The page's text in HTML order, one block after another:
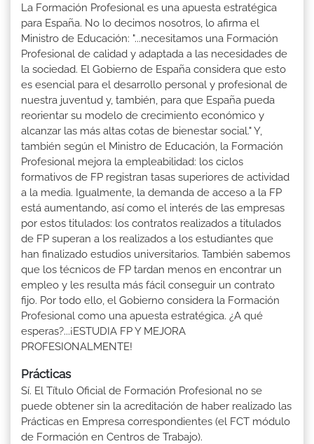
La Formación Profesional es una apuesta estratégica
para España. No lo decimos nosotros, lo afirma el
Ministro de Educación: "...necesitamos una Formación
Profesional de calidad y adaptada a las necesidades de
la sociedad. El Gobierno de España considera que esto
es esencial para el desarrollo personal y profesional de
nuestra juventud y, también, para que España pueda
reorientar su modelo de crecimiento económico y
alcanzar las más altas cotas de bienestar social." Y,
también según el Ministro de Educación, la Formación
Profesional mejora la empleabilidad: los ciclos
formativos de FP registran tasas superiores de actividad
a la media. Igualmente, la demanda de acceso a la FP
está aumentando, así como el interés de las empresas
por estos titulados: los contratos realizados a titulados
de FP superan a los realizados a los estudiantes que
han finalizado estudios universitarios. También sabemos
que los técnicos de FP tardan menos en encontrar un
empleo y les resulta más fácil conseguir un contrato
fijo. Por todo ello, el Gobierno considera la Formación
Profesional como una apuesta estratégica. ¿A qué
esperas?...¡ESTUDIA FP Y MEJORA
PROFESIONALMENTE!
Prácticas
Sí. El Título Oficial de Formación Profesional no se
puede obtener sin la acreditación de haber realizado las
Prácticas en Empresa correspondientes (el FCT módulo
de Formación en Centros de Trabajo).